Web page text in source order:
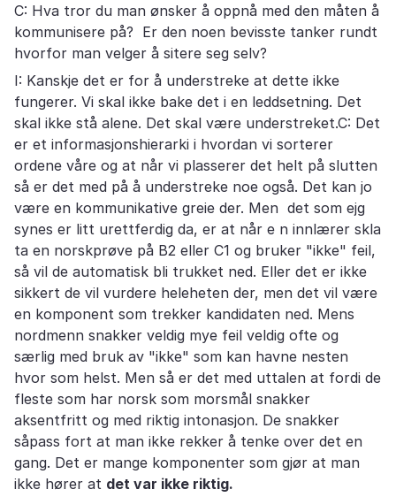
C: Hva tror du man ønsker å oppnå med den måten å
kommunisere på? Er den noen bevisste tanker rundt
hvorfor man velger å sitere seg selv?
I: Kanskje det er for å understreke at dette ikke
fungerer. Vi skal ikke bake det i en leddsetning. Det
skal ikke stå alene. Det skal være understreket.C: Det
er et informasjonshierarki i hvordan vi sorterer
ordene våre og at når vi plasserer det helt på slutten
så er det med på å understreke noe også. Det kan jo
være en kommunikative greie der. Men det som ejg
synes er litt urettferdig da, er at når e n innlærer skla
ta en norskprøve på B2 eller C1 og bruker "ikke" feil,
så vil de automatisk bli trukket ned. Eller det er ikke
sikkert de vil vurdere heleheten der, men det vil være
en komponent som trekker kandidaten ned. Mens
nordmenn snakker veldig mye feil veldig ofte og
særlig med bruk av "ikke" som kan havne nesten
hvor som helst. Men så er det med uttalen at fordi de
fleste som har norsk som morsmål snakker
aksentfritt og med riktig intonasjon. De snakker
såpass fort at man ikke rekker å tenke over det en
gang. Det er mange komponenter som gjør at man
ikke hører at det var ikke riktig.